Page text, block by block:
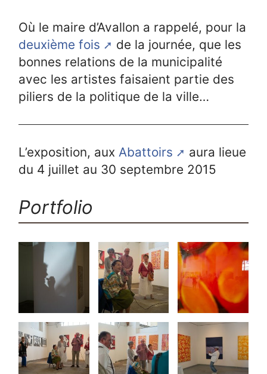
Où le maire d’Avallon a rappelé, pour la
deuxième fois
de la journée, que les
bonnes relations de la municipalité
avec les artistes faisaient partie des
piliers de la politique de la ville…
L’exposition, aux Abattoirs
aura lieue
du 4 juillet au 30 septembre 2015
Portfolio